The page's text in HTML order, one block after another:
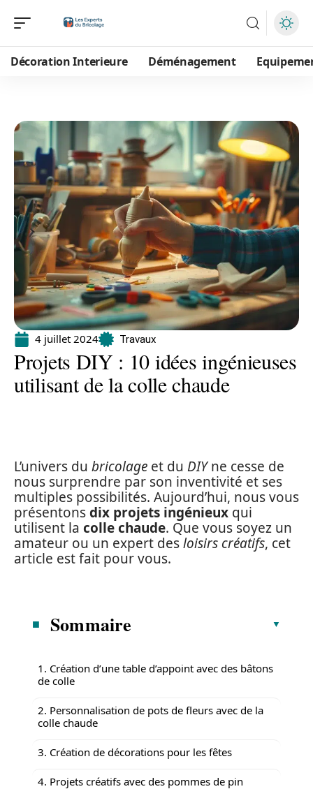
Décoration Interieure Déménagement
4 juillet 2024 Travaux
Projets DIY : 10 idées ingénieuses
utilisant de la colle chaude
L’univers du bricolage et du DIYne cesse de
nous surprendre par son inventivité et ses
multiples possibilités. Aujourd’hui, nous vous
présentonsdix projets ingénieux qui
utilisent la colle chaude. Que vous soyez un
amateur ou un expert desloisirs créatifs, cet
article est fait pour vous.
Sommaire
1. Création d’une table d’appoint avec des bâtons
de colle
2. Personnalisation de pots de fleurs avec de la
colle chaude
3. Création de décorations pour les fêtes
4. Projets créatifs avec des pommes de pin